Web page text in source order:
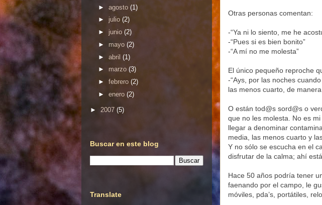
Otras personas comentan:
-“Ya ni lo siento, me he
-“Pues si es bien bonito”
-“A mí no me molesta”
El único pequeño reproche
-“Ays, por las noches
las menos cuarto, de
O están tod@s sord@s o
que no les molesta. No es
llegar a denominar
media, las menos cuarto y
Y no sólo se escucha en el
disfrutar de la calma; ahí
Hace 50 años podría tener
faenando por el campo, le
móviles, pda’s, portátiles,
► agosto (1)
► julio (2)
► junio (2)
► mayo (2)
► abril (1)
► marzo (3)
► febrero (2)
► enero (2)
► 2007 (5)
Buscar en este blog
Translate